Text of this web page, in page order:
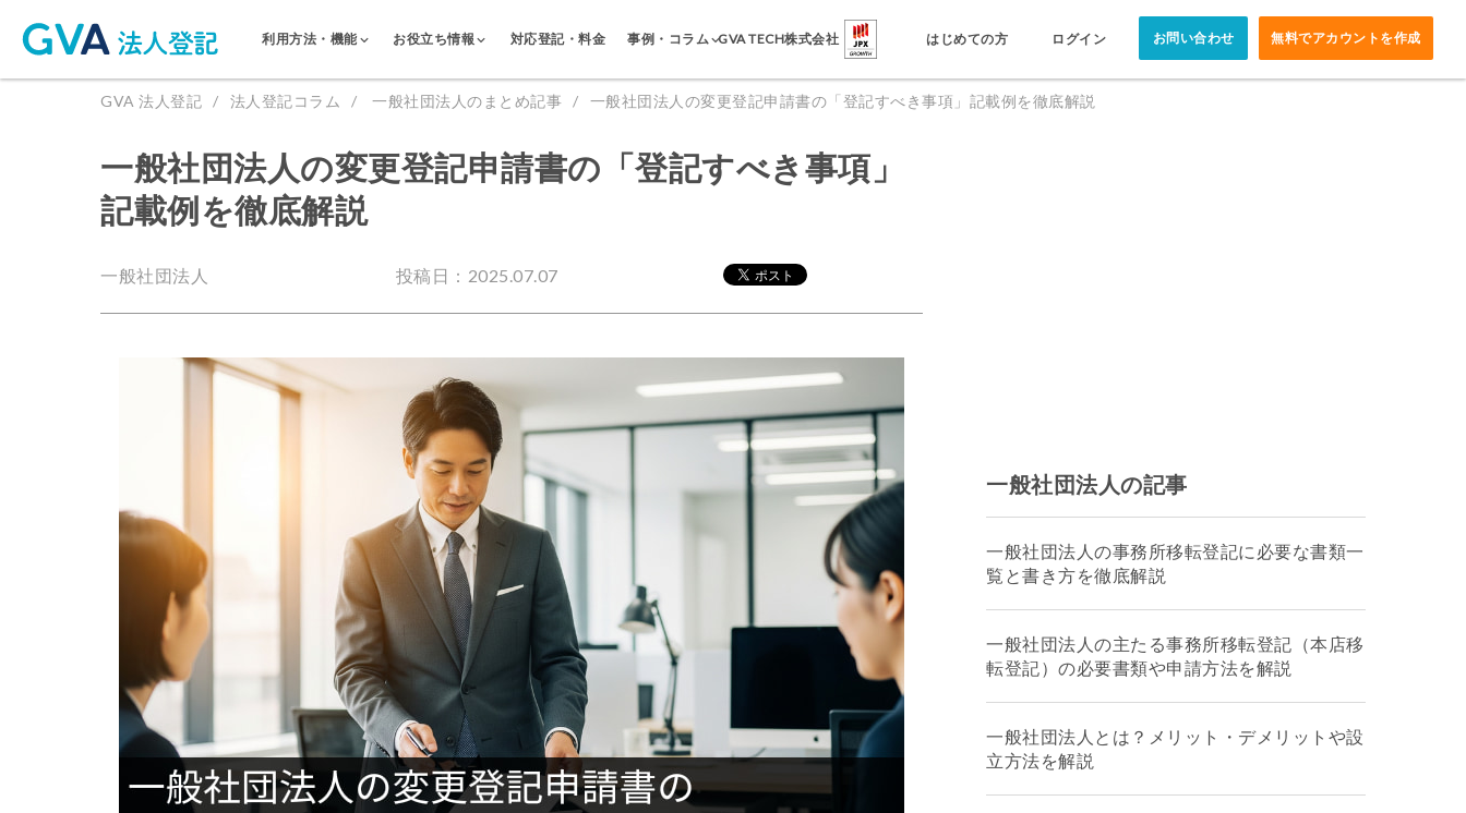
利用方法・機能 お役立ち情報 対応登記・料金 事例・コラム GVA TECH株式会社 はじめての方 ログイン お問い合わせ 無料でアカウントを作成
GVA 法人登記 法人登記コラム 一般社団法人のまとめ記事 一般社団法人の変更登記申請書の「登記すべき事項」記載例を徹底解説
一般社団法人の変更登記申請書の「登記すべき事項」
記載例を徹底解説
一般社団法人 投稿日：2025.07.07
一般社団法人の記事
一般社団法人の事務所移転登記に必要な書類一
覧と書き方を徹底解説
一般社団法人の主たる事務所移転登記（本店移
転登記）の必要書類や申請方法を解説
一般社団法人とは？メリット・デメリットや設
立方法を解説